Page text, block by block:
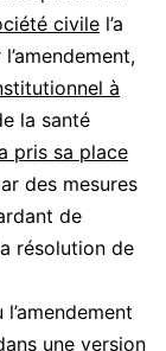
civile l’a
à
la santé
pris sa place
des mesures
de
résolution de
une version